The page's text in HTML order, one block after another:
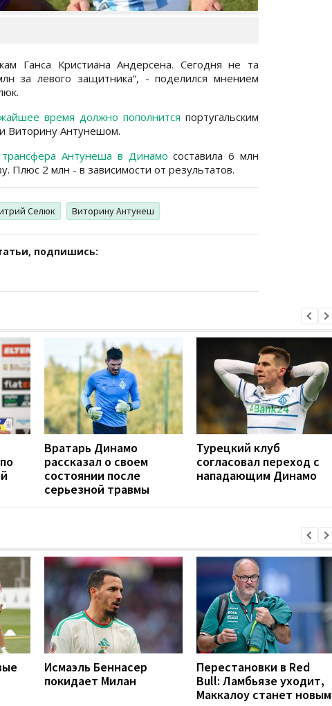
Ганса Кристиана Андерсена. Сегодня не та
за левого защитника“, - поделился мнением
время должно пополнится португальским
Виторину Антунешом.
Антунеша в Динамо составила 6 млн
Плюс 2 млн - в зависимости от результатов.
Селюк Виторину Антунеш
подпишись:
Вратарь Динамо
рассказал о своем
состоянии после
серьезной травмы
Турецкий клуб
согласовал переход с
нападающим Динамо
Исмаэль Беннасер
покидает Милан
Перестановки в Red
Bull: Ламбьязе уходит,
Маккалоу станет новым